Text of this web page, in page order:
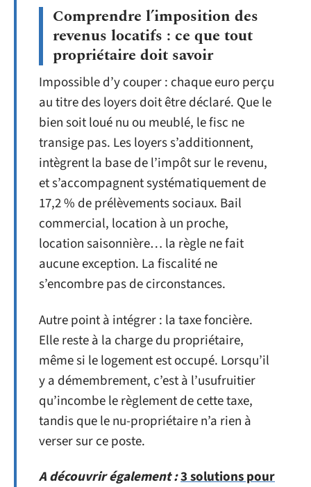
Comprendre l’imposition des
revenus locatifs : ce que tout
propriétaire doit savoir
Impossible d’y couper : chaque euro perçu
au titre des loyers doit être déclaré. Que le
bien soit loué nu ou meublé, le fisc ne
transige pas. Les loyers s’additionnent,
intègrent la base de l’impôt sur le revenu,
et s’accompagnent systématiquement de
17,2 % de prélèvements sociaux. Bail
commercial, location à un proche,
location saisonnière… la règle ne fait
aucune exception. La fiscalité ne
s’encombre pas de circonstances.
Autre point à intégrer : la taxe foncière.
Elle reste à la charge du propriétaire,
même si le logement est occupé. Lorsqu’il
y a démembrement, c’est à l’usufruitier
qu’incombe le règlement de cette taxe,
tandis que le nu-propriétaire n’a rien à
verser sur ce poste.
A découvrir également :3 solutions pour